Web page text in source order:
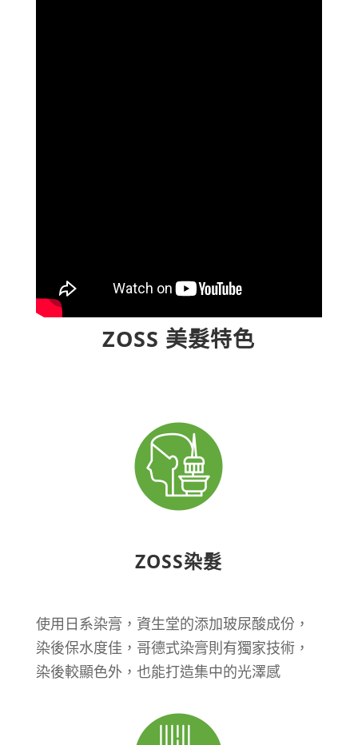
ZOSS 美髮特色
ZOSS染髮
使用日系染膏，資生堂的添加玻尿酸成份，
染後保水度佳，哥德式染膏則有獨家技術，
染後較顯色外，也能打造集中的光澤感